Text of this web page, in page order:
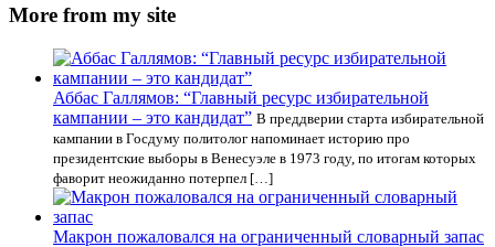
More from my site
Аббас Галлямов: “Главный ресурс избирательной
кампании – это кандидат” В преддверии старта избирательной
кампании в Госдуму политолог напоминает историю про
президентские выборы в Венесуэле в 1973 году, по итогам которых
фаворит неожиданно потерпел […]
Макрон пожаловался на ограниченный словарный запас